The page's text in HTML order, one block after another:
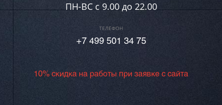
ПН-ВC c 9.00 до 22.00
ТЕЛЕФОН
+7 499 501 34 75
10% скидка на работы при заявке с сайта